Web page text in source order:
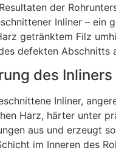
der
Inliner – ein
getränktem Filz
defekten Abschnitts
des Inliners
Inliner,
Harz, härter unter
aus und erzeugt
im Inneren des